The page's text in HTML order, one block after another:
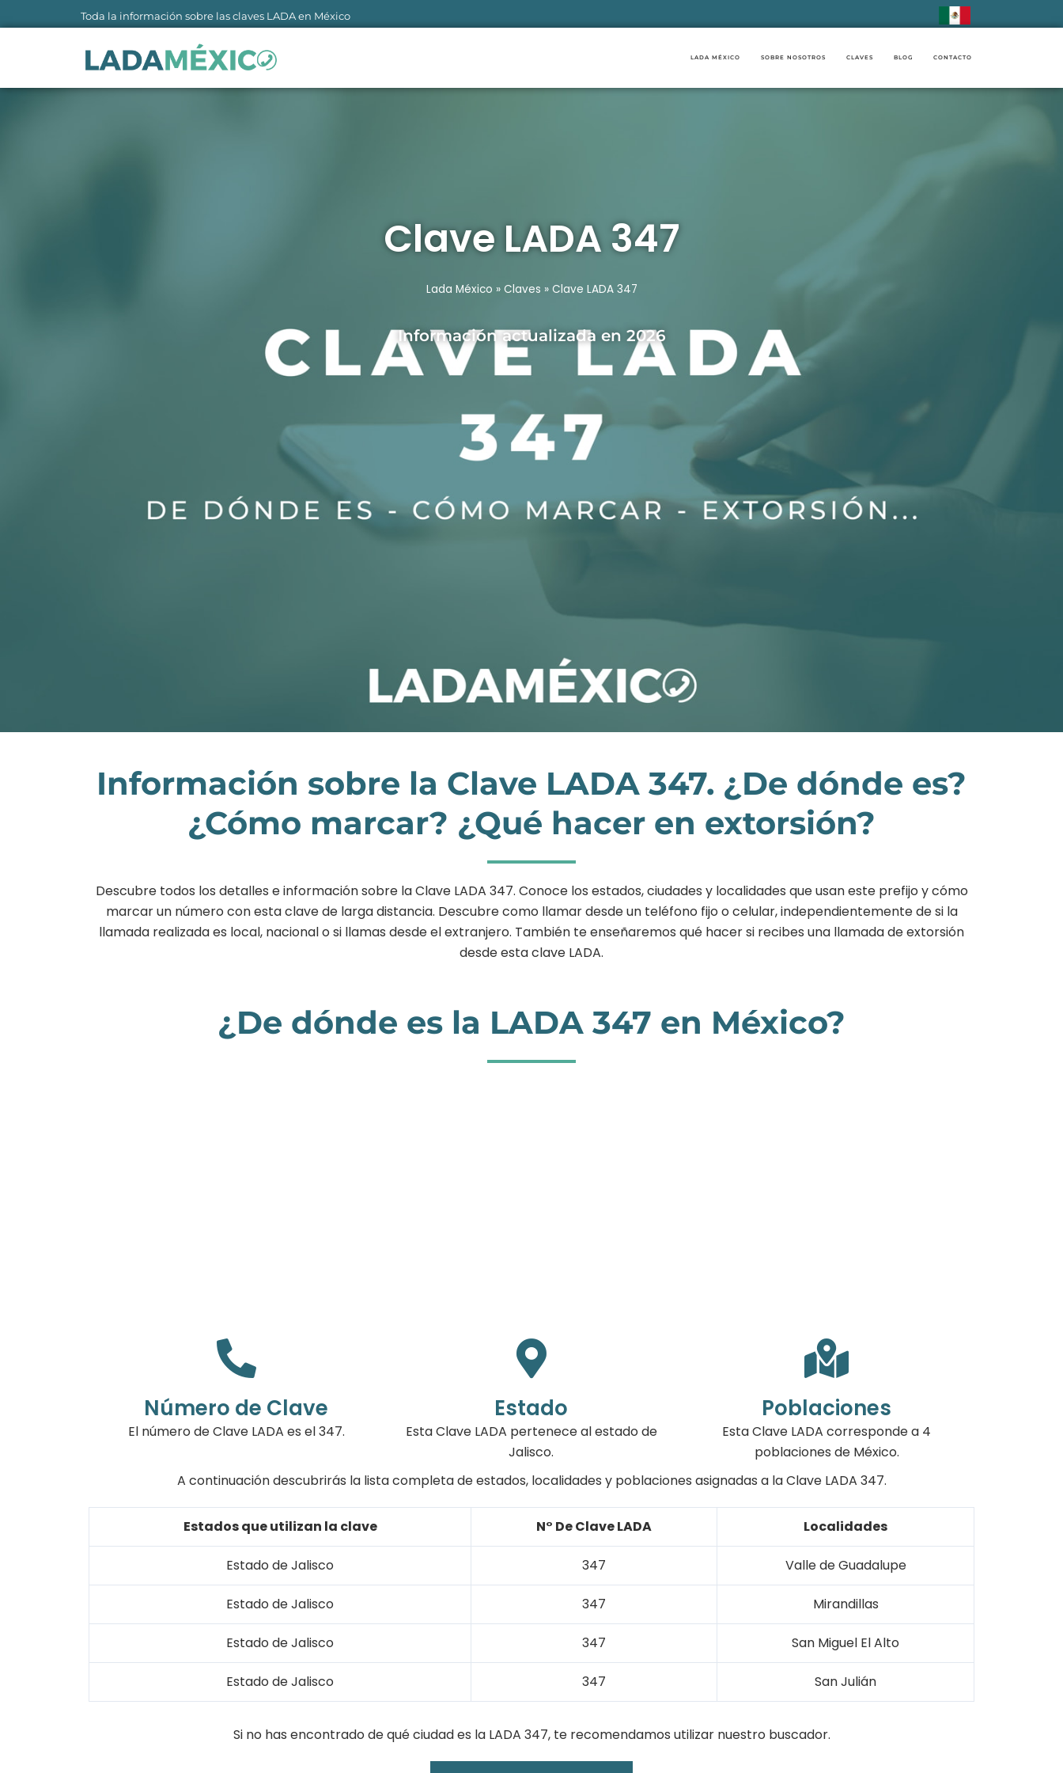
al
Toda la información sobre las claves LADA en México
LADA MÉXICO SOBRE NOSOTROS CLAVES BLOG CONTACTO
Clave LADA 347
Lada México » Claves » Clave LADA 347
Información actualizada en 2026
Información sobre la Clave LADA 347. ¿De dónde es?
¿Cómo marcar? ¿Qué hacer en extorsión?
Descubre todos los detalles e información sobre la Clave LADA 347. Conoce los estados, ciudades y localidades que usan este prefijo y cómo
marcar un número con esta clave de larga distancia. Descubre como llamar desde un teléfono fijo o celular, independientemente de si la
llamada realizada es local, nacional o si llamas desde el extranjero. También te enseñaremos qué hacer si recibes una llamada de extorsión
desde esta clave LADA.
¿De dónde es la LADA 347 en México?
Número de Clave
El número de Clave LADA es el 347.
Estado
Esta Clave LADA pertenece al estado de
Jalisco.
Poblaciones
Esta Clave LADA corresponde a 4
poblaciones de México.
A continuación descubrirás la lista completa de estados, localidades y poblaciones asignadas a la Clave LADA 347.
Estados que utilizan la clave N° De Clave LADA Localidades
Estado de Jalisco 347 Valle de Guadalupe
Estado de Jalisco 347 Mirandillas
Estado de Jalisco 347 San Miguel El Alto
Estado de Jalisco 347 San Julián
Si no has encontrado de qué ciudad es la LADA 347, te recomendamos utilizar nuestro buscador.